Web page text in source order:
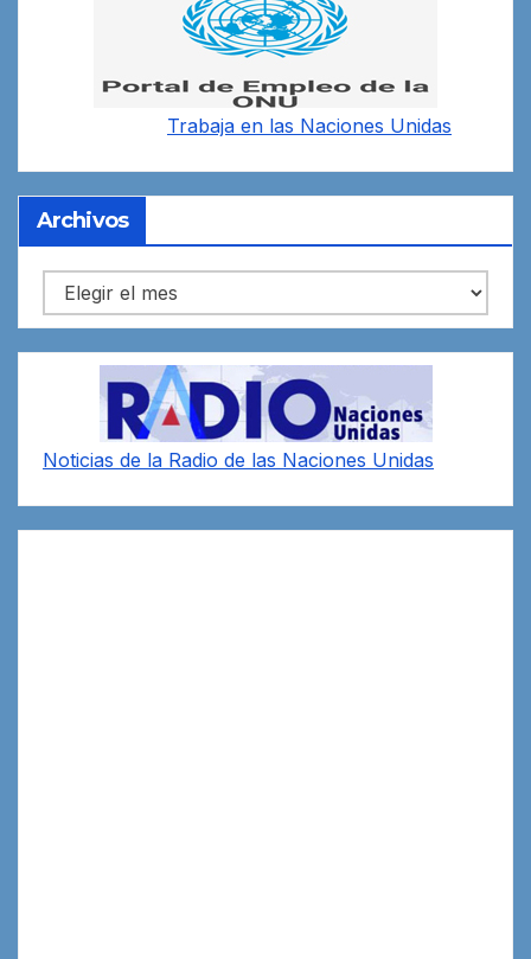
Trabaja en las Naciones Unidas
Archivos
Archivos
Noticias de la Radio de las Naciones Unidas